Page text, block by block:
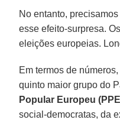
No entanto,
esse efeito-surpresa.
eleições europeias.
Em termos de
quinto maior grupo do
Popular Europeu
social-democratas, da